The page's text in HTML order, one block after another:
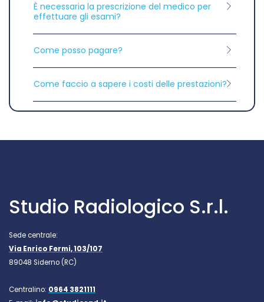
È necessaria la prescrizione del medico per
effettuare gli esami?
Come posso pagare?
Come faccio a sapere i costi delle prestazioni?
Studio Radiologico S.r.l.
Sede centrale:
Via Enrico Fermi, 103/107
89048 Siderno (RC)
Centralino: 0964 3821111